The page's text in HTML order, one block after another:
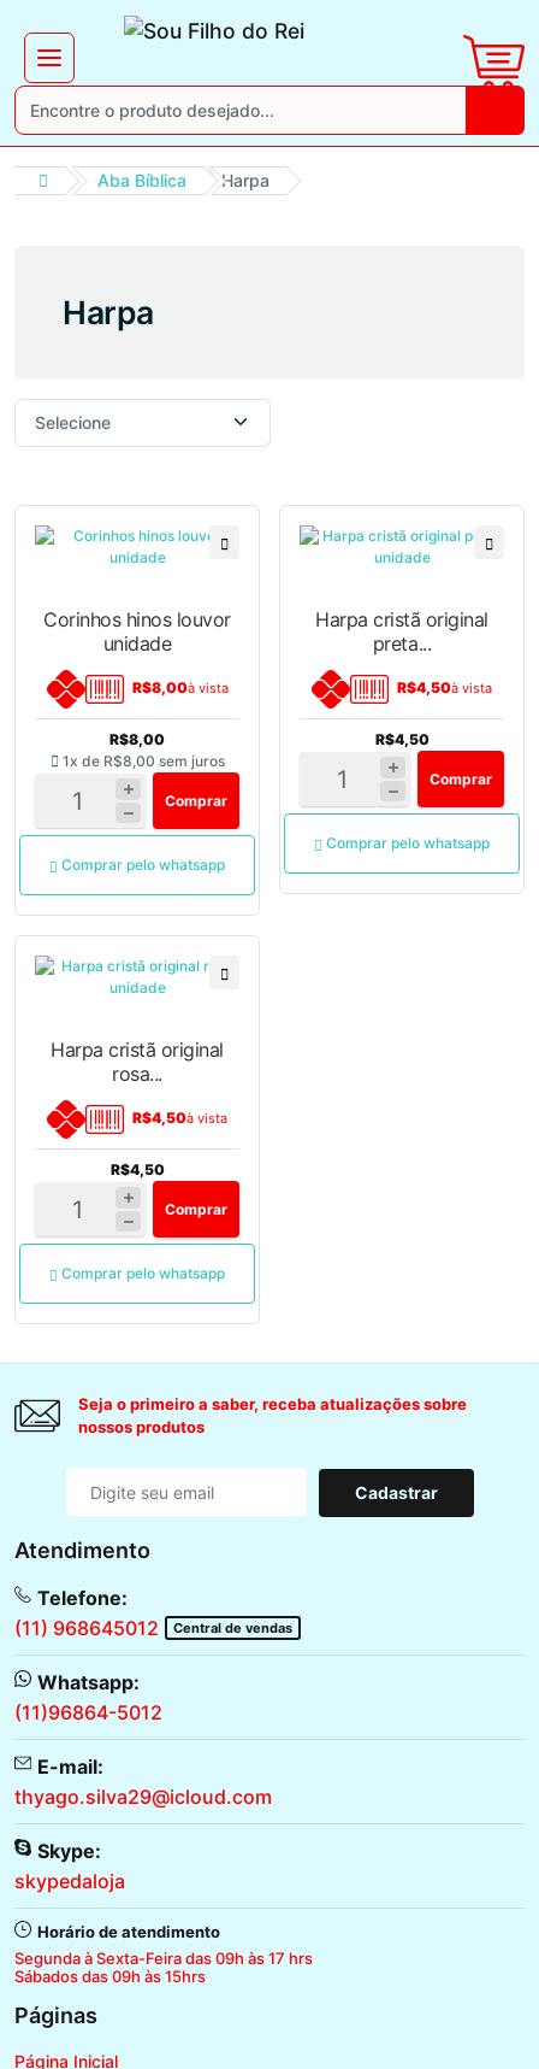
Aba Bíblica Harpa
Harpa
Corinhos hinos louvor
unidade
R$8,00à vista
R$8,00
1x de R$8,00 sem juros
Comprar
Comprar pelo whatsapp
Harpa cristã original
preta...
R$4,50à vista
R$4,50
Comprar
Comprar pelo whatsapp
Harpa cristã original
rosa...
R$4,50à vista
R$4,50
Comprar
Comprar pelo whatsapp
Seja o primeiro a saber, receba atualizações sobre
nossos produtos
Cadastrar
Atendimento
Telefone:
(11) 968645012
Central de vendas
Whatsapp:
(11)96864-5012
E-mail:
thyago.silva29@icloud.com
Skype:
skypedaloja
Horário de atendimento
Segunda à Sexta-Feira das 09h às 17 hrs
Sábados das 09h às 15hrs
Páginas
Página Inicial